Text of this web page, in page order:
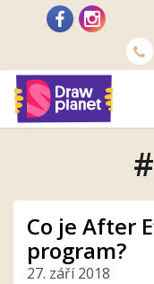
Co je After
program?
27. září 2018